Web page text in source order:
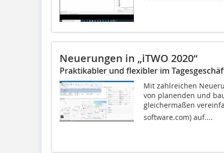
Neuerungen in „iTWO 2020“
Praktikabler und flexibler im
Mit zahlreichen
von planenden und
gleichermaßen
software.com) auf....